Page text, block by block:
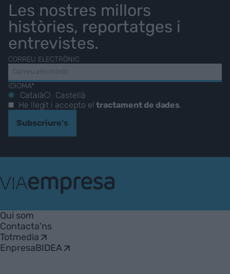
Les nostres millors
històries, reportatges i
entrevistes.
CORREU ELECTRÒNIC
IDIOMA*
Català
Castellà
He llegit i accepto eltractament de dades.
Subscriure's
Empresa
Qui som
Contacta'ns
Totmedia
EnpresaBIDEA